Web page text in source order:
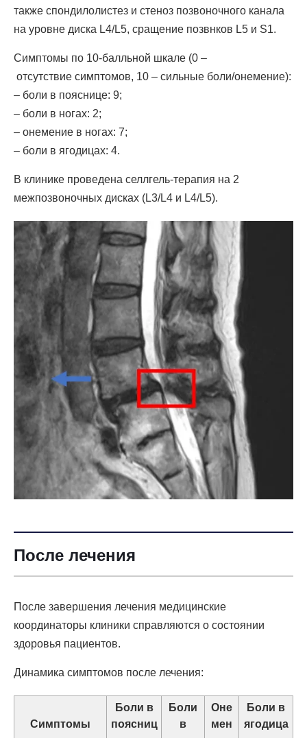
также спондилолистез и стеноз позвоночного канала
на уровне диска L4/L5, сращение позвнков L5 и S1.
Симптомы по 10-балльной шкале (0 –
отсутствие симптомов, 10 – сильные боли/онемение):
– боли в пояснице: 9;
– боли в ногах: 2;
– онемение в ногах: 7;
– боли в ягодицах: 4.
В клинике проведена селлгель-терапия на 2
межпозвоночных дисках (L3/L4 и L4/L5).
После лечения
После завершения лечения медицинские
координаторы клиники справляются о состоянии
здоровья пациентов.
Динамика симптомов после лечения:
Симптомы
Боли в
поясниц
Боли
в
Оне
мен
Боли в
ягодица